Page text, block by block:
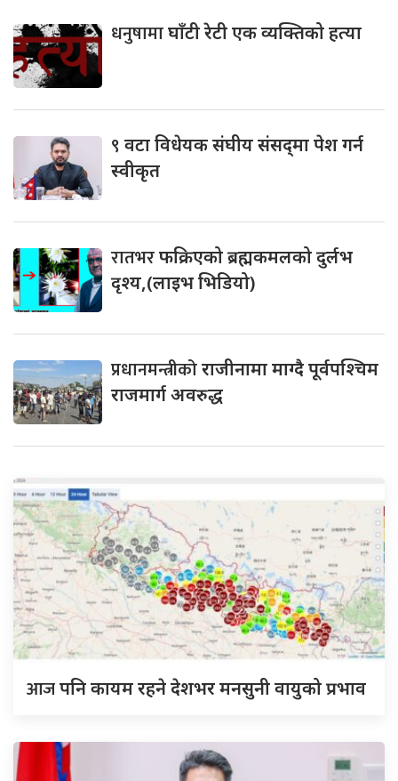
धनुषामाघाँटी रेटी एक व्यक्तिको हत्या
९ वटा विधेयक संघीय संसद्‌मा पेश गर्न
स्वीकृत
रातभरफक्रिएको ब्रह्मकमलको दुर्लभ
दृश्य,(लाइभ भिडियो)
प्रधानमन्त्रीकोराजीनामा माग्दै पूर्वपश्चिम
राजमार्ग अवरुद्ध
आजपनि कायम रहने देशभर मनसुनी वायुको प्रभाव